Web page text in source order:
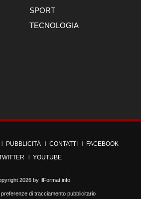
SPORT
TECNOLOGIA
PUBBLICITÀ CONTATTI
FACEBOOK
YOUTUBE
2026 by IlFormat.info
di tracciamento pubblicitario